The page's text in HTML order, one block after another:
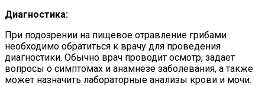
Диагностика:
При подозрении на пищевое отравление грибами
необходимо обратиться к врачу для проведения
диагностики. Обычно врач проводит осмотр, задает
вопросы о симптомах и анамнезе заболевания, а также
может назначить лабораторные анализы крови и мочи.